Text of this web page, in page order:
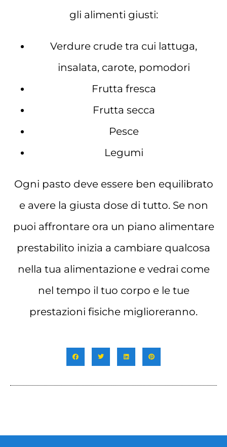
gli alimenti giusti:
Verdure crude tra cui lattuga,
insalata, carote, pomodori
Frutta fresca
Frutta secca
Pesce
Legumi
Ogni pasto deve essere ben equilibrato
e avere la giusta dose di tutto. Se non
puoi affrontare ora un piano alimentare
prestabilito inizia a cambiare qualcosa
nella tua alimentazione e vedrai come
nel tempo il tuo corpo e le tue
prestazioni fisiche miglioreranno.